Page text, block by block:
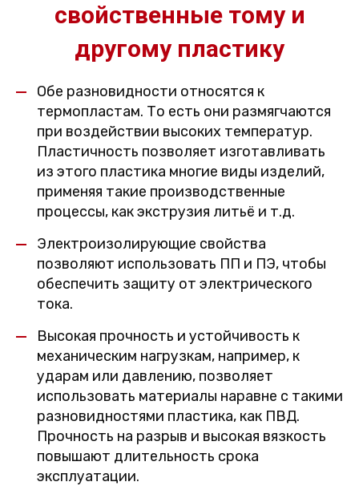
свойственные тому и
другому пластику
Обе разновидности относятся к
термопластам. То есть они размягчаются
при воздействии высоких температур.
Пластичность позволяет изготавливать
из этого пластика многие виды изделий,
применяя такие производственные
процессы, как экструзия литьё и т.д.
Электроизолирующие свойства
позволяют использовать ПП и ПЭ, чтобы
обеспечить защиту от электрического
тока.
Высокая прочность и устойчивость к
механическим нагрузкам, например, к
ударам или давлению, позволяет
использовать материалы наравне с такими
разновидностями пластика, как ПВД.
Прочность на разрыв и высокая вязкость
повышают длительность срока
эксплуатации.